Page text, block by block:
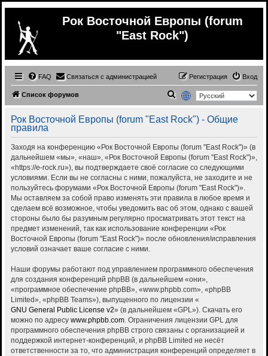
Рок Восточной Европы (forum
"East Rock")
FAQ Связаться с администрацией Вход
Регистрация
Список форумов
и
с
к
Рок Восточной Европы (forum "East Rock") - Общие
правила
Заходя на конференцию «Рок Восточной Европы (forum "East Rock")» (в
дальнейшем «мы», «наш», «Рок Восточной Европы (forum "East Rock")»,
«https://e-rock.ru»), вы подтверждаете своё согласие со следующими
условиями. Если вы не согласны с ними, пожалуйста, не заходите и не
пользуйтесь форумами «Рок Восточной Европы (forum "East Rock")».
Мы оставляем за собой право изменять эти правила в любое время и
сделаем всё возможное, чтобы уведомить вас об этом, однако с вашей
стороны было бы разумным регулярно просматривать этот текст на
предмет изменений, так как использование конференции «Рок
Восточной Европы (forum "East Rock")» после обновления/исправления
условий означает ваше согласие с ними.
Наши форумы работают под управлением программного обеспечения
для создания конференций phpBB (в дальнейшем «они»,
«программное обеспечение phpBB», «www.phpbb.com», «phpBB
Limited», «phpBB Teams»), выпущенного по лицензии «
GNU General Public License v2» (в дальнейшем «GPL»). Скачать его
можно по адресу www.phpbb.com. Ограничения лицензии GPL для
программного обеспечения phpBB строго связаны с организацией и
поддержкой интернет-конференций, и phpBB Limited не несёт
ответственности за то, что администрация конференций определяет в